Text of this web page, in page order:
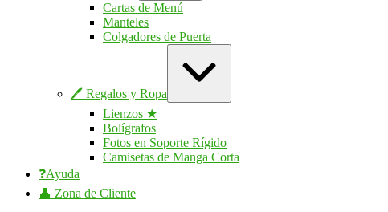
Cartas de Menú
Manteles
Colgadores de Puerta
🖊 Regalos y Ropa
Lienzos ★
Bolígrafos
Fotos en Soporte Rígido
Camisetas de Manga Corta
❓Ayuda
👤 Zona de Cliente